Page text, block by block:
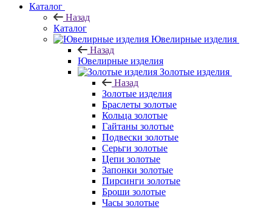
Каталог
Назад
Каталог
Ювелирные изделия
Назад
Ювелирные изделия
Золотые изделия
Назад
Золотые изделия
Браслеты золотые
Кольца золотые
Гайтаны золотые
Подвески золотые
Серьги золотые
Цепи золотые
Запонки золотые
Пирсинги золотые
Броши золотые
Часы золотые